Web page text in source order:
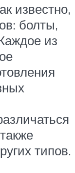
известно,
болты,
из
типов.